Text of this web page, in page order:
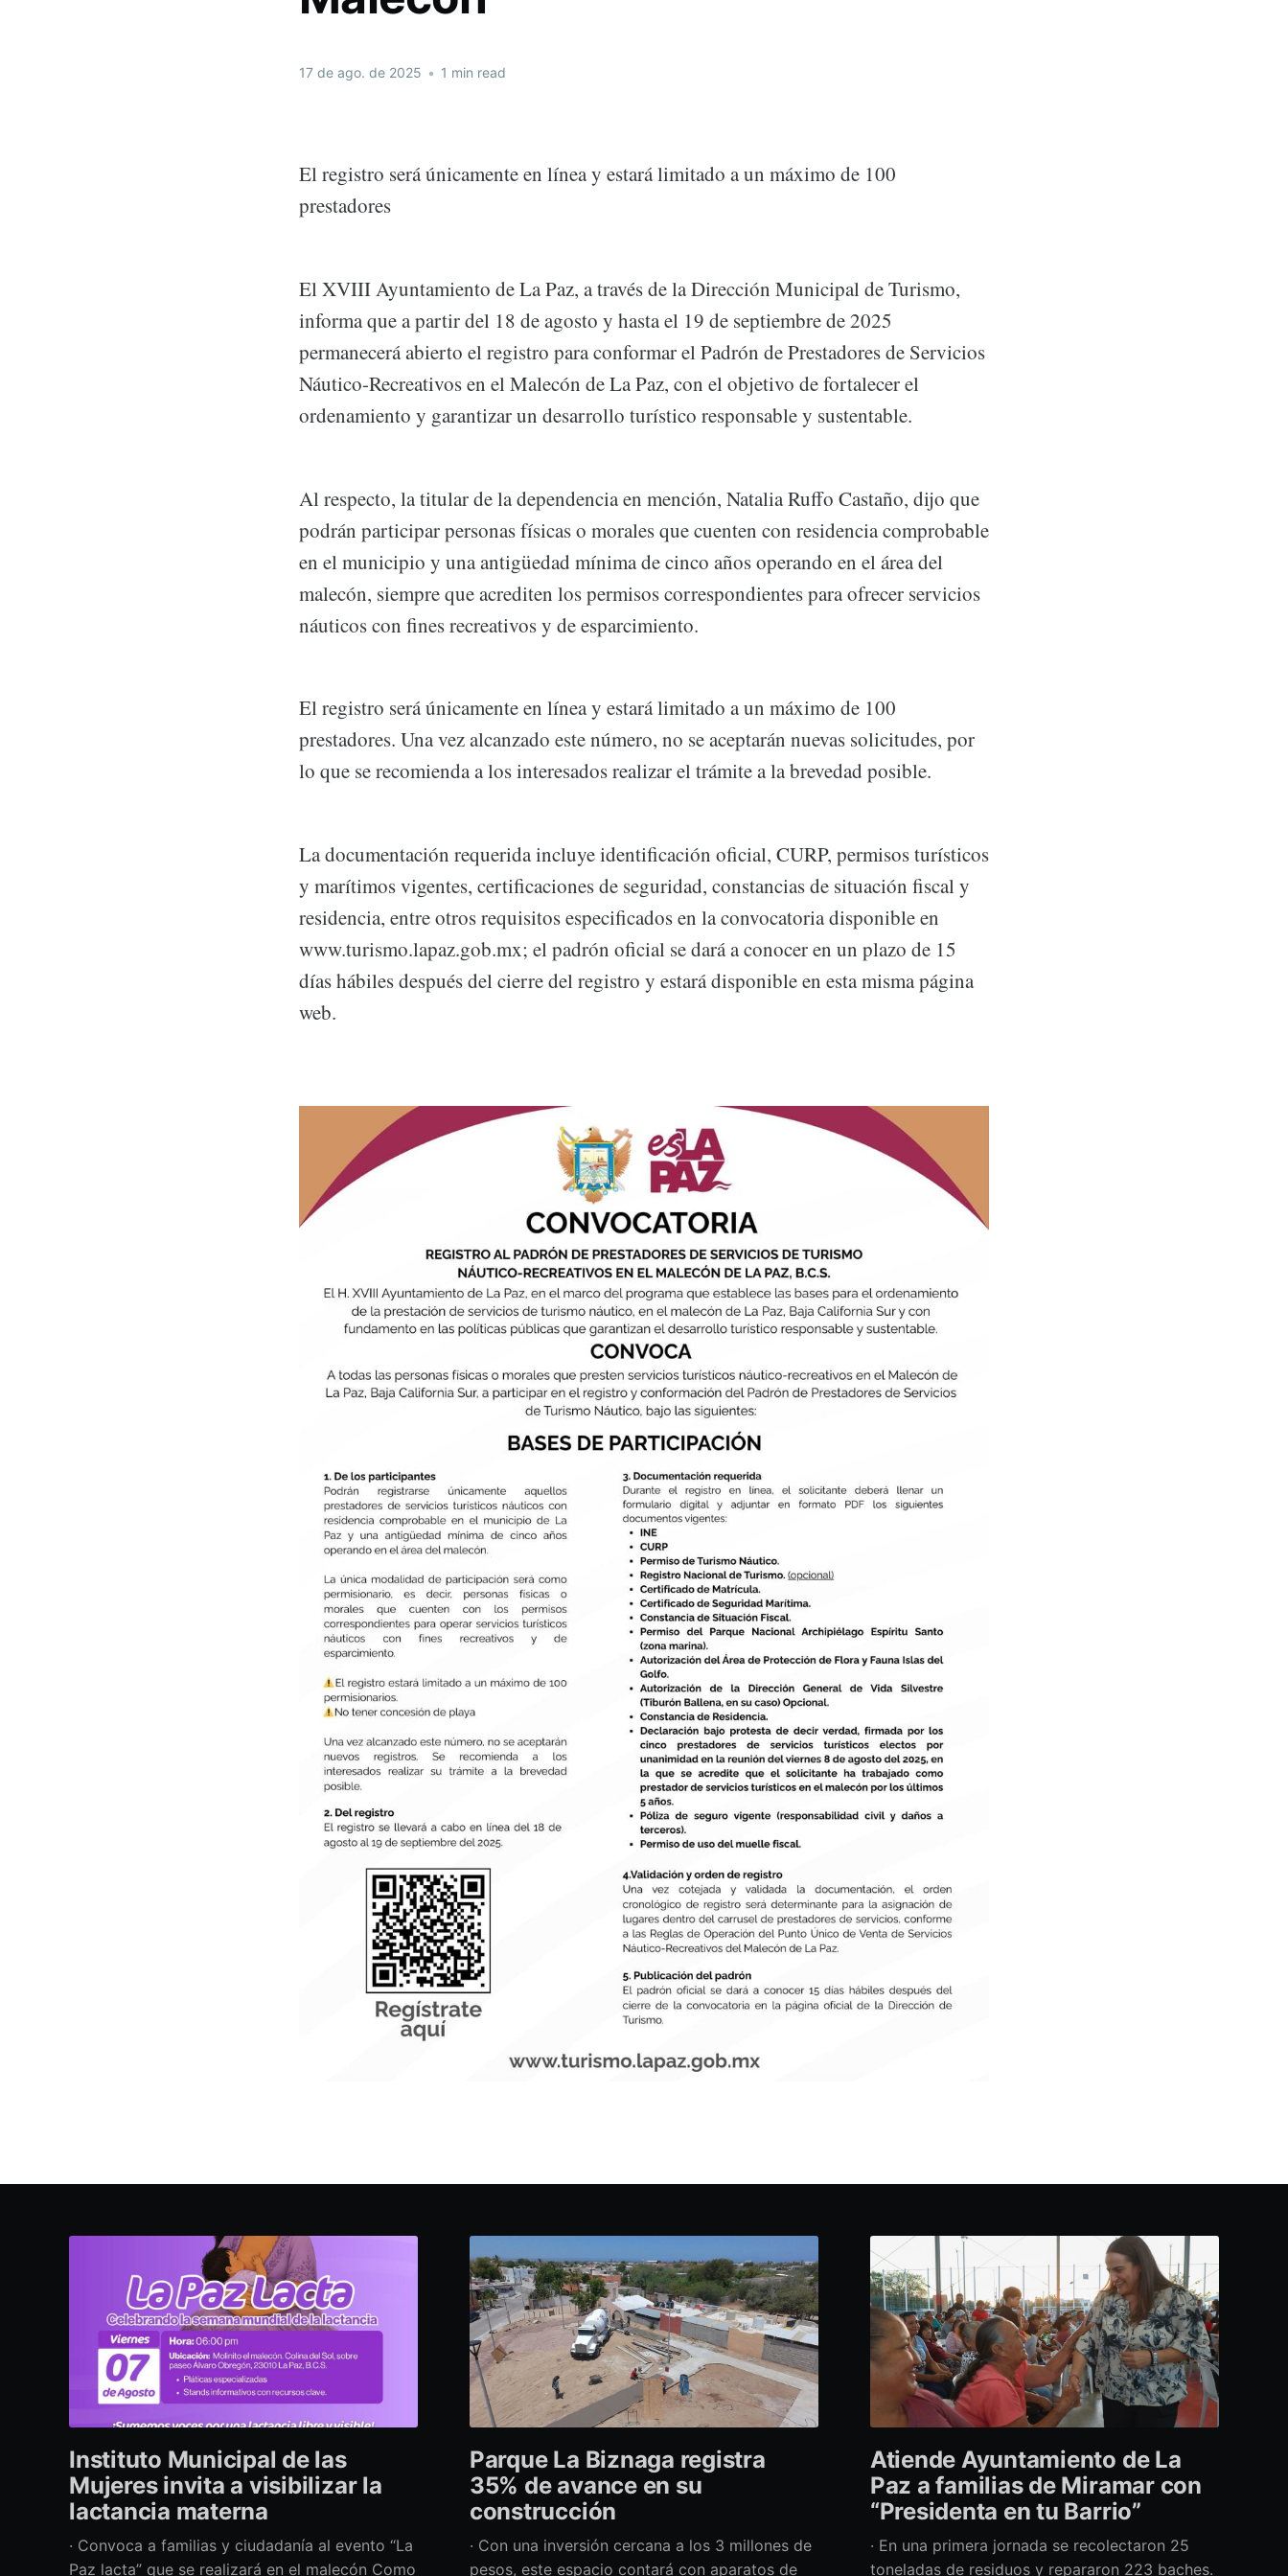
17 de ago. de 2025 • 1 min read
El registro será únicamente en línea y estará limitado a un máximo de 100
prestadores
El XVIII Ayuntamiento de La Paz, a través de la Dirección Municipal de Turismo,
informa que a partir del 18 de agosto y hasta el 19 de septiembre de 2025
permanecerá abierto el registro para conformar el Padrón de Prestadores de Servicios
Náutico-Recreativos en el Malecón de La Paz, con el objetivo de fortalecer el
ordenamiento y garantizar un desarrollo turístico responsable y sustentable.
Al respecto, la titular de la dependencia en mención, Natalia Ruffo Castaño, dijo que
podrán participar personas físicas o morales que cuenten con residencia comprobable
en el municipio y una antigüedad mínima de cinco años operando en el área del
malecón, siempre que acrediten los permisos correspondientes para ofrecer servicios
náuticos con fines recreativos y de esparcimiento.
El registro será únicamente en línea y estará limitado a un máximo de 100
prestadores. Una vez alcanzado este número, no se aceptarán nuevas solicitudes, por
lo que se recomienda a los interesados realizar el trámite a la brevedad posible.
La documentación requerida incluye identificación oficial, CURP, permisos turísticos
y marítimos vigentes, certificaciones de seguridad, constancias de situación fiscal y
residencia, entre otros requisitos especificados en la convocatoria disponible en
www.turismo.lapaz.gob.mx; el padrón oficial se dará a conocer en un plazo de 15
días hábiles después del cierre del registro y estará disponible en esta misma página
web.
Instituto Municipal de las
Mujeres invita a visibilizar la
lactancia materna
· Convoca a familias y ciudadanía al evento “La
Paz lacta” que se realizará en el malecón Como
Parque La Biznaga registra
35% de avance en su
construcción
· Con una inversión cercana a los 3 millones de
pesos, este espacio contará con aparatos de
Atiende Ayuntamiento de La
Paz a familias de Miramar con
“Presidenta en tu Barrio”
· En una primera jornada se recolectaron 25
toneladas de residuos y repararon 223 baches.